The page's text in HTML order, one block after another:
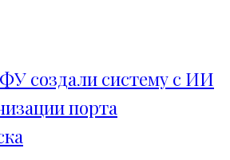
создали систему с ИИ
порта